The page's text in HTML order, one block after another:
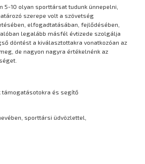
5-10 olyan sporttársat tudunk ünnepelni,
szerepe volt a szövetség
elfogadtatásában, fejlődésében,
legalább másfél évtizede szolgálja
döntést a kiválasztottakra vonatkozóan az
de nagyon nagyra értékelnénk az
támogatásotokra és segítő
sporttársi üdvözlettel,